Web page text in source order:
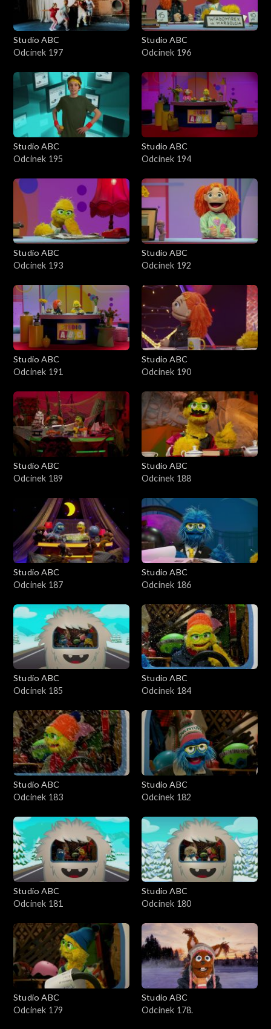
Studio ABC
Odcinek 197
Studio ABC
Odcinek 196
Studio ABC
Odcinek 195
Studio ABC
Odcinek 194
Studio ABC
Odcinek 193
Studio ABC
Odcinek 192
Studio ABC
Odcinek 191
Studio ABC
Odcinek 190
Studio ABC
Odcinek 189
Studio ABC
Odcinek 188
Studio ABC
Odcinek 187
Studio ABC
Odcinek 186
Studio ABC
Odcinek 185
Studio ABC
Odcinek 184
Studio ABC
Odcinek 183
Studio ABC
Odcinek 182
Studio ABC
Odcinek 181
Studio ABC
Odcinek 180
Studio ABC
Odcinek 179
Studio ABC
Odcinek 178.